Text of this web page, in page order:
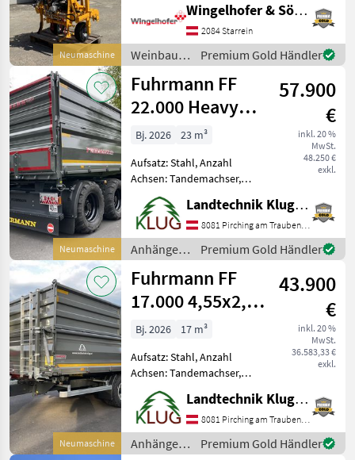
Neumaschine
Frontkraftheber - Luftreifen
- Flachschar - Rotocep
rechts - Anschlussset für
Rotocep - Steu
Wingelhofer & Söhne GmbH
2084 Starrein
Weinbau /
Fuhrmann
Premium Gold Händler
Neumaschine
Fuhrmann FF
22.000 Heavy
Duty
Tandemkipper
57.900
€
inkl. 20 %
MwSt.
48.250 €
exkl.
Bj. 2026
23 m³
Aufsatz: Stahl, Anzahl
Achsen: Tandemachser,
Kipper-Bauart: Dreiseiten-
Kipper, Bremse:
Druckluftbremse, hydr.
Bordwandverriegelung,
autom. Rückwand, Pendel-
Bordwände, Typen
Landtechnik Klug e. U.
8081 Pirching am Traubenberg
Anhänger /
Fuhrmann
Premium Gold Händler
Neumaschine
Fuhrmann FF
17.000 4,55x2,48
Heavy Duty
43.900
€
inkl. 20 %
MwSt.
36.583,33 €
exkl.
Bj. 2026
17 m³
Aufsatz: Stahl, Anzahl
Achsen: Tandemachser,
Kipper-Bauart: Dreiseiten-
Kipper, Bremse:
Druckluftbremse, hydr.
Bordwandverriegelung,
autom. Rückwand, Pendel-
Landtechnik Klug e. U.
8081 Pirching am Traubenberg
Anhänger /
Premium Gold Händler